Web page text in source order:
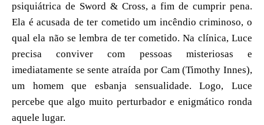
psiquiátrica de Sword & Cross, a fim de cumprir pena.
Ela é acusada de ter cometido um incêndio criminoso, o
qual ela não se lembra de ter cometido. Na clínica, Luce
precisa conviver com pessoas misteriosas e
imediatamente se sente atraída por Cam (Timothy Innes),
um homem que esbanja sensualidade. Logo, Luce
percebe que algo muito perturbador e enigmático ronda
aquele lugar.